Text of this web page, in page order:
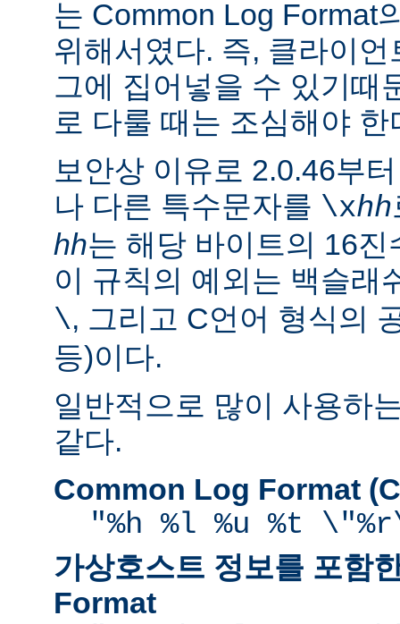
는 Common Log Format
위해서였다. 즉, 클라이
그에 집어넣을 수 있기때
로 다룰 때는 조심해야 한
보안상 이유로 2.0.46부
나 다른 특수문자를 \xhh
hh는 해당 바이트의 16
이 규칙의 예외는 백슬래
\, 그리고 C언어 형식의
등)이다.
일반적으로 많이 사용하
같다.
Common Log Format
"%h %l %u %t
가상호스트 정보를 포함
Format